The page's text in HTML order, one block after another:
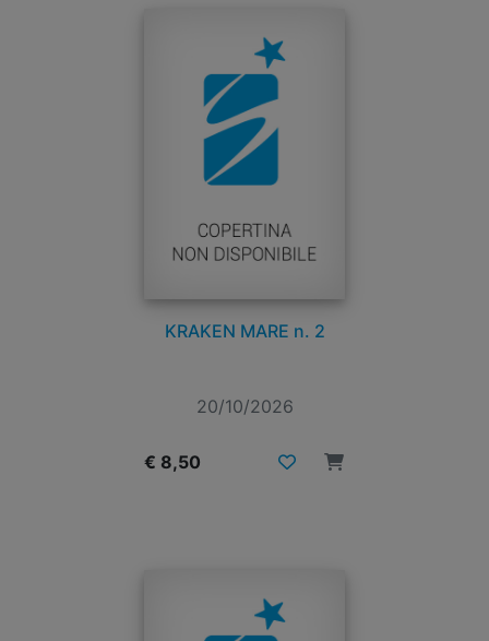
KRAKEN MARE n. 2
20/10/2026
€ 8,50